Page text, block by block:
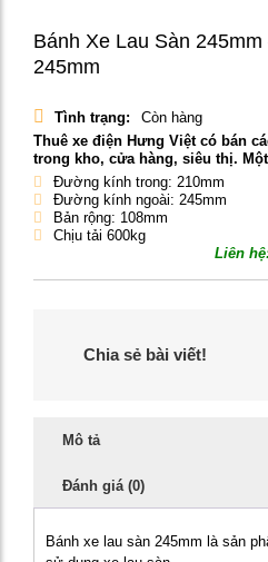
Bánh Xe Lau Sàn
245mm
Tình trạng:
Còn hàng
Thuê xe điện Hưng Việt có bán
trong kho, cửa hàng, siêu thị.
Đường kính trong: 210mm
Đường kính ngoài: 245mm
Bản rộng: 108mm
Chịu tải 600kg
Liên
Chia sẻ bài viết!
Mô tả
Đánh giá (0)
Bánh xe lau sàn 245mm là sản